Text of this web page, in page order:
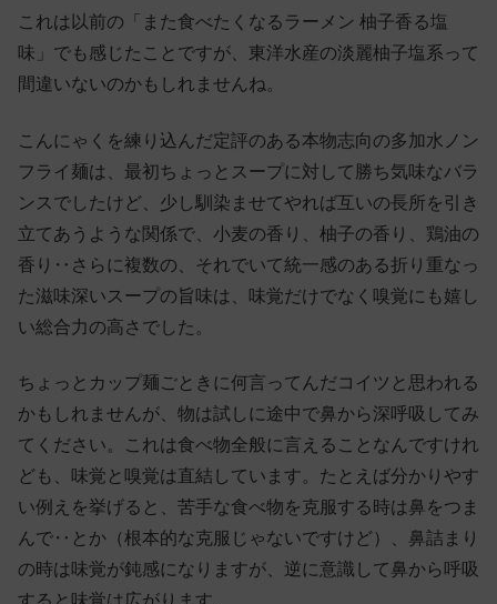
これは以前の「また食べたくなるラーメン 柚子香る塩
味」でも感じたことですが、東洋水産の淡麗柚子塩系って
間違いないのかもしれませんね。
こんにゃくを練り込んだ定評のある本物志向の多加水ノン
フライ麺は、最初ちょっとスープに対して勝ち気味なバラ
ンスでしたけど、少し馴染ませてやれば互いの長所を引き
立てあうような関係で、小麦の香り、柚子の香り、鶏油の
香り‥さらに複数の、それでいて統一感のある折り重なっ
た滋味深いスープの旨味は、味覚だけでなく嗅覚にも嬉し
い総合力の高さでした。
ちょっとカップ麺ごときに何言ってんだコイツと思われる
かもしれませんが、物は試しに途中で鼻から深呼吸してみ
てください。これは食べ物全般に言えることなんですけれ
ども、味覚と嗅覚は直結しています。たとえば分かりやす
い例えを挙げると、苦手な食べ物を克服する時は鼻をつま
んで‥とか（根本的な克服じゃないですけど）、鼻詰まり
の時は味覚が鈍感になりますが、逆に意識して鼻から呼吸
すると味覚は広がります。